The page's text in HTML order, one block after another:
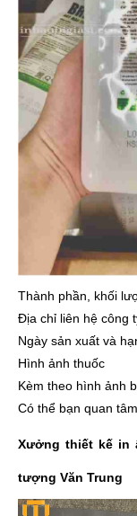
Thành phần, khối
Địa chỉ liên hệ công
Ngày sản xuất và
Hình ảnh thuốc
Kèm theo hình ảnh
Có thể bạn quan
Xưởng thiết kế in
tượng Văn Trung